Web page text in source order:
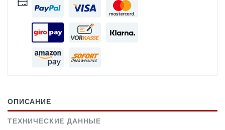
ОПИСАНИЕ
ТЕХНИЧЕСКИЕ ДАННЫЕ